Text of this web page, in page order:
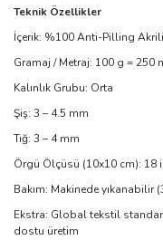
Teknik Özellikler
İçerik: %100 Anti-Pilling
Gramaj / Metraj: 100 g = 250
Kalınlık Grubu: Orta
Şiş: 3 – 4.5 mm
Tığ: 3 – 4 mm
Örgü Ölçüsü (10x10 cm): 18
Bakım: Makinede yıkanabilir
Ekstra: Global tekstil
dostu üretim